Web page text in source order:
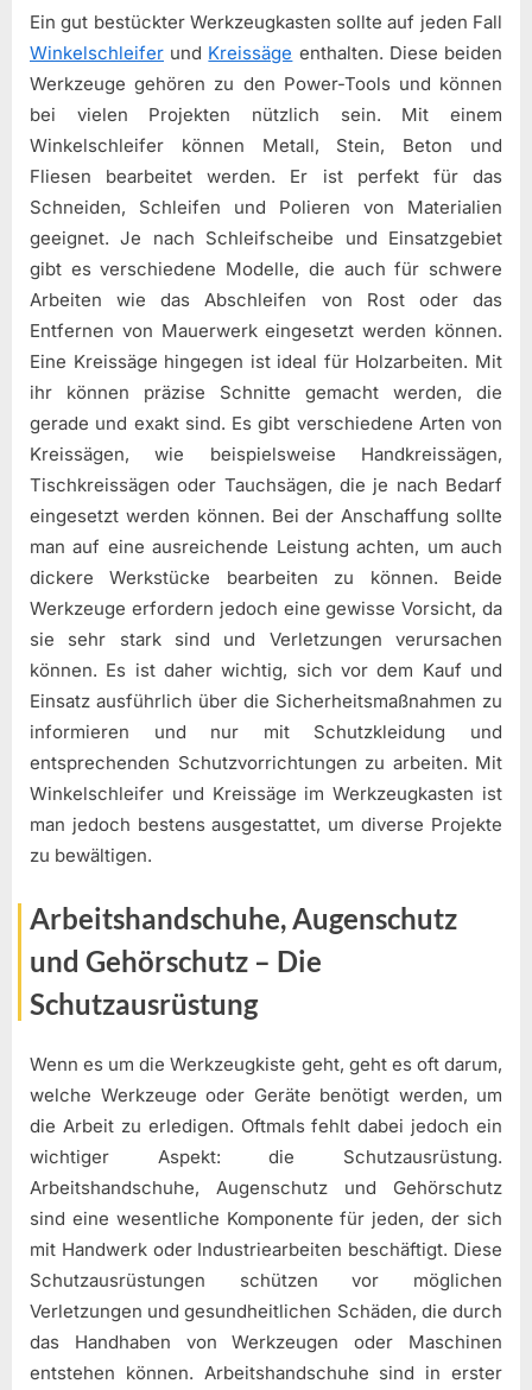
Ein gut bestückter Werkzeugkasten sollte auf jeden Fall
Winkelschleifer und Kreissäge enthalten. Diese beiden
Werkzeuge gehören zu den Power-Tools und können
bei vielen Projekten nützlich sein. Mit einem
Winkelschleifer können Metall, Stein, Beton und
Fliesen bearbeitet werden. Er ist perfekt für das
Schneiden, Schleifen und Polieren von Materialien
geeignet. Je nach Schleifscheibe und Einsatzgebiet
gibt es verschiedene Modelle, die auch für schwere
Arbeiten wie das Abschleifen von Rost oder das
Entfernen von Mauerwerk eingesetzt werden können.
Eine Kreissäge hingegen ist ideal für Holzarbeiten. Mit
ihr können präzise Schnitte gemacht werden, die
gerade und exakt sind. Es gibt verschiedene Arten von
Kreissägen, wie beispielsweise Handkreissägen,
Tischkreissägen oder Tauchsägen, die je nach Bedarf
eingesetzt werden können. Bei der Anschaffung sollte
man auf eine ausreichende Leistung achten, um auch
dickere Werkstücke bearbeiten zu können. Beide
Werkzeuge erfordern jedoch eine gewisse Vorsicht, da
sie sehr stark sind und Verletzungen verursachen
können. Es ist daher wichtig, sich vor dem Kauf und
Einsatz ausführlich über die Sicherheitsmaßnahmen zu
informieren und nur mit Schutzkleidung und
entsprechenden Schutzvorrichtungen zu arbeiten. Mit
Winkelschleifer und Kreissäge im Werkzeugkasten ist
man jedoch bestens ausgestattet, um diverse Projekte
zu bewältigen.
Arbeitshandschuhe, Augenschutz
und Gehörschutz – Die
Schutzausrüstung
Wenn es um die Werkzeugkiste geht, geht es oft darum,
welche Werkzeuge oder Geräte benötigt werden, um
die Arbeit zu erledigen. Oftmals fehlt dabei jedoch ein
wichtiger Aspekt: die Schutzausrüstung.
Arbeitshandschuhe, Augenschutz und Gehörschutz
sind eine wesentliche Komponente für jeden, der sich
mit Handwerk oder Industriearbeiten beschäftigt. Diese
Schutzausrüstungen schützen vor möglichen
Verletzungen und gesundheitlichen Schäden, die durch
das Handhaben von Werkzeugen oder Maschinen
entstehen können. Arbeitshandschuhe sind in erster